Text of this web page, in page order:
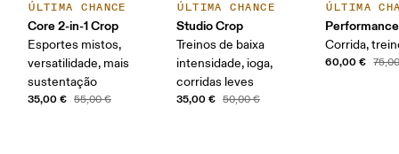
ÚLTIMA CHANCE
Core 2-in-1 Crop
Esportes mistos,
versatilidade, mais
sustentação
35,00 € 55,00 €
ÚLTIMA CHANCE
Studio Crop
Treinos de baixa
intensidade, ioga,
corridas leves
35,00 € 50,00 €
ÚLTIMA
Corrida,
60,00 €